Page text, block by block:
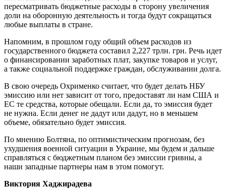
пересматривать бюджетные расходы в сторону увеличения
доли на оборонную деятельность и тогда будут сокращаться
любые выплаты в стране.
Напомним, в прошлом году общий объем расходов из
государственного бюджета составил 2,227 трлн. грн. Речь идет
о финансировании заработных плат, закупке товаров и услуг,
а также социальной поддержке граждан, обслуживании долга.
В свою очередь Охрименко считает, что будет делать НБУ
эмиссию или нет зависит от того, предоставят ли нам США и
ЕС те средства, которые обещали. Если да, то эмиссия будет
не нужна. Если денег не дадут или дадут, но в меньшем
объеме, обязательно будет эмиссия.
По мнению Болтяна, по оптимистическим прогнозам, без
ухудшения военной ситуации в Украине, мы будем и дальше
справляться с бюджетным планом без эмиссии гривны, а
наши западные партнеры нам в этом помогут.
Виктория Хаджирадева